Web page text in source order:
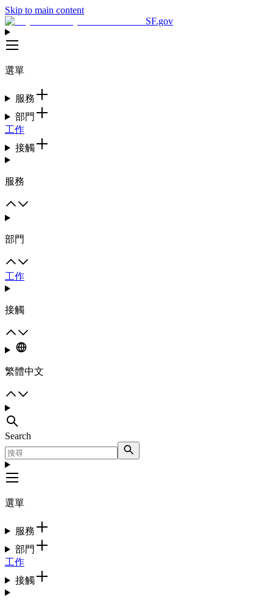
Skip to main content
SF.gov
選單
服務
部門
工作
接觸
服務
部門
工作
接觸
繁體中文
Search
選單
服務
部門
工作
接觸